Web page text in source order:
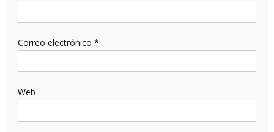
Correo electrónico *
Web